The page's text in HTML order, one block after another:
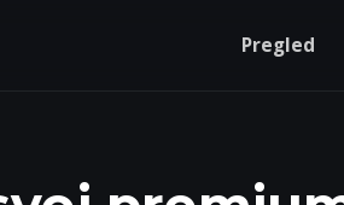
Pregled